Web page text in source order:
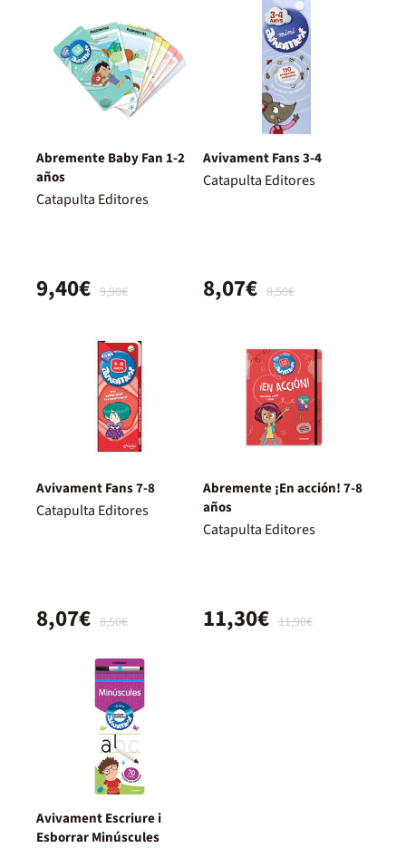
Abremente Baby Fan 1-2
años
Catapulta Editores
9,90€
9,40€
Avivament Fans 3-4
Catapulta Editores
8,50€
8,07€
Avivament Fans 7-8
Catapulta Editores
8,50€
8,07€
Abremente ¡En acción! 7-8
años
Catapulta Editores
11,90€
11,30€
Avivament Escriure i
Esborrar Minúscules